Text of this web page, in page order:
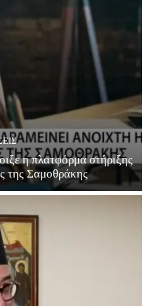
η πλατφόρμα στήριξης
της Σαμοθράκης